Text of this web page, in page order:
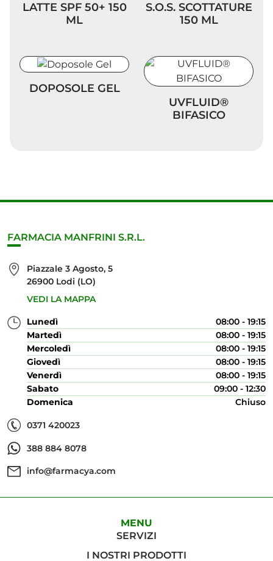
LATTE SPF 50+ 150
ML
S.O.S. SCOTTATURE
150 ML
DOPOSOLE GEL
UVFLUID®
BIFASICO
FARMACIA MANFRINI S.R.L.
Piazzale 3 Agosto, 5
26900 Lodi (LO)
VEDI LA MAPPA
Lunedì
08:00 - 19:15
Martedì
08:00 - 19:15
Mercoledì
08:00 - 19:15
Giovedì
08:00 - 19:15
Venerdì
08:00 - 19:15
Sabato
09:00 - 12:30
Domenica
Chiuso
0371 420023
388 884 8078
info@farmacya.com
MENU
SERVIZI
I NOSTRI PRODOTTI